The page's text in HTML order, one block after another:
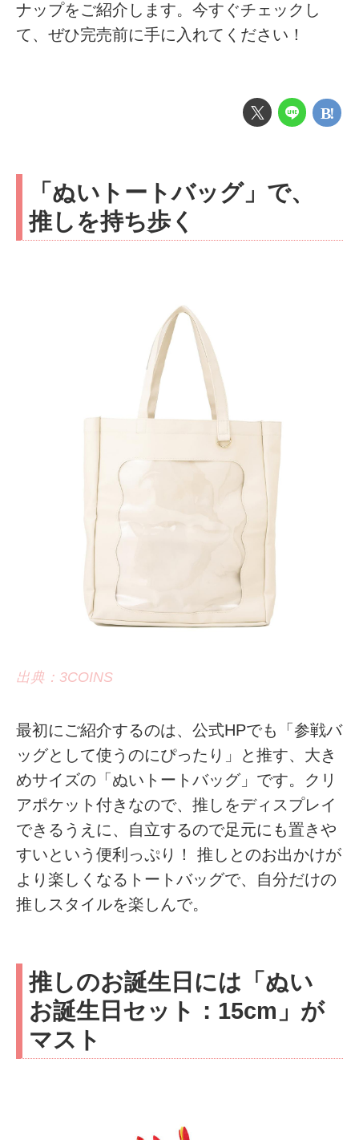
ナップをご紹介します。今すぐチェックし
て、ぜひ完売前に手に入れてください！
「ぬいトートバッグ」で、
推しを持ち歩く
出典：3COINS
最初にご紹介するのは、公式HPでも「参戦バ
ッグとして使うのにぴったり」と推す、大き
めサイズの「ぬいトートバッグ」です。クリ
アポケット付きなので、推しをディスプレイ
できるうえに、自立するので足元にも置きや
すいという便利っぷり！ 推しとのお出かけが
より楽しくなるトートバッグで、自分だけの
推しスタイルを楽しんで。
推しのお誕生日には「ぬい
お誕生日セット：15cm」が
マスト